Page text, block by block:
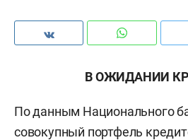
В ОЖИДАНИИ
По данным Национального
совокупный портфель